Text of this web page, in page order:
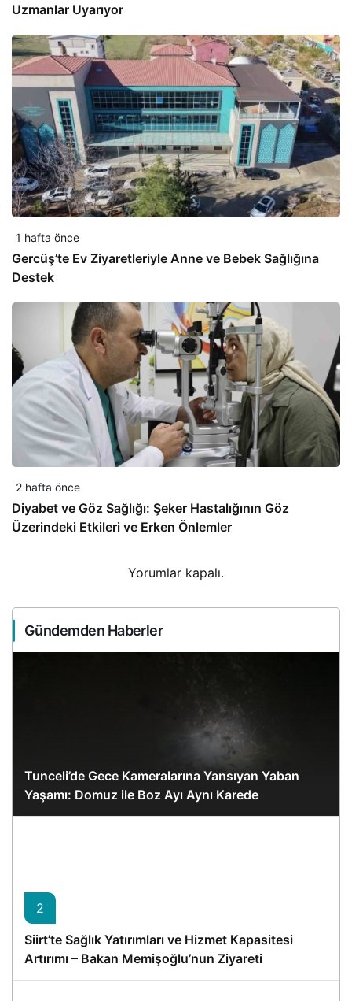
Uzmanlar Uyarıyor
1 hafta önce
Gercüş’te Ev Ziyaretleriyle Anne ve Bebek Sağlığına
Destek
2 hafta önce
Diyabet ve Göz Sağlığı: Şeker Hastalığının Göz
Üzerindeki Etkileri ve Erken Önlemler
Yorumlar kapalı.
Gündemden Haberler
Tunceli’de Gece Kameralarına Yansıyan Yaban
Yaşamı: Domuz ile Boz Ayı Aynı Karede
2
Siirt’te Sağlık Yatırımları ve Hizmet Kapasitesi
Artırımı – Bakan Memişoğlu’nun Ziyareti